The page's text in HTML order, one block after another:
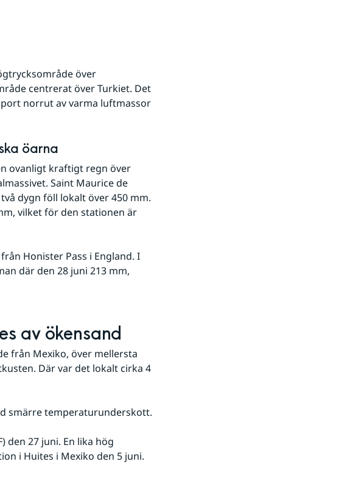
över
centrerat över Turkiet. Det
norrut av varma luftmassor
öarna
ovanligt kraftigt regn över
Saint Maurice de
dygn föll lokalt över 450 mm.
vilket för den stationen är
Honister Pass i England. I
där den 28 juni 213 mm,
av ökensand
från Mexiko, över mellersta
Där var det lokalt cirka 4
smärre temperaturunderskott.
den 27 juni. En lika hög
i Huites i Mexiko den 5 juni.